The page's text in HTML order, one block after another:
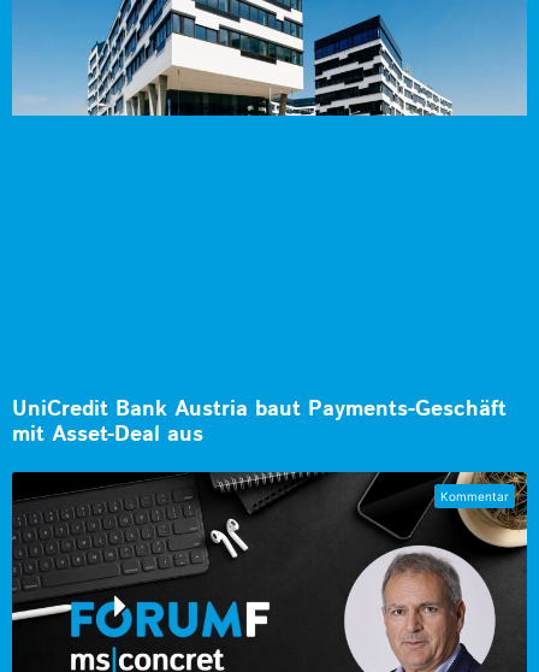
UniCredit Bank Austria baut Payments-Geschäft
mit Asset-Deal aus